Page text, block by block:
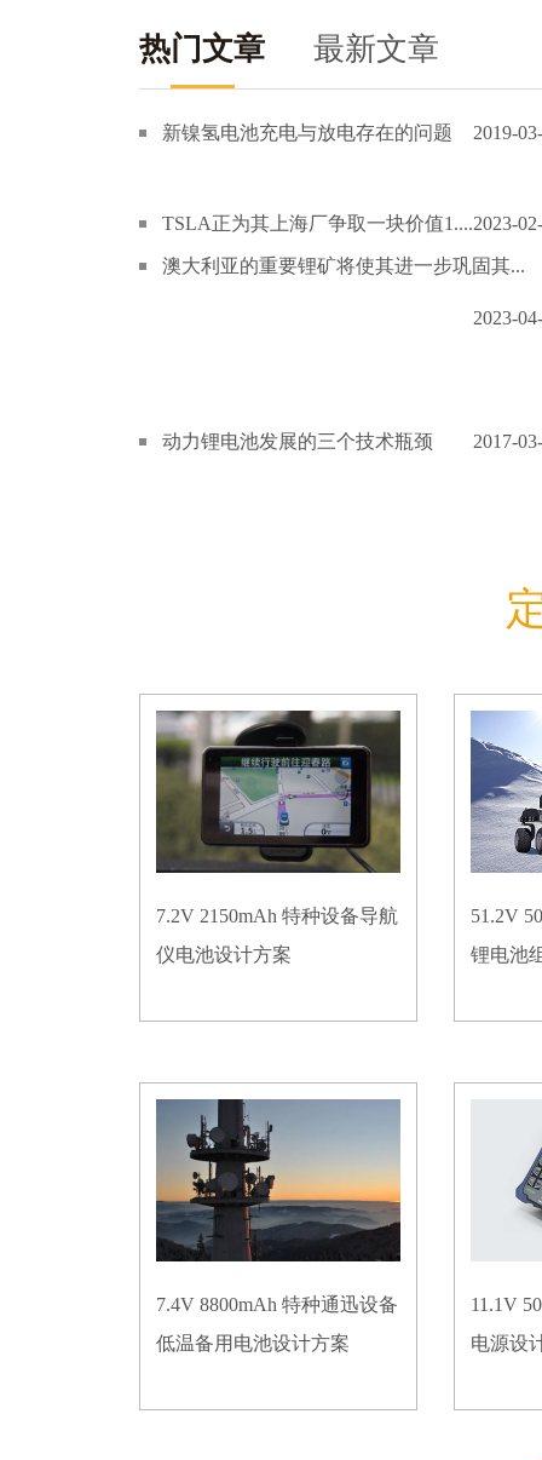
热门文章 最新文章
新镍氢电池充电与放电存在的问题 2019-
TSLA正为其上海厂争取一块价值1....2023-
澳大利亚的重要锂矿将使其进一步巩固其...
2023-
动力锂电池发展的三个技术瓶颈 2017-
7.2V 2150mAh 特种设备导航
仪电池设计方案
51.2V
锂电池
7.4V 8800mAh 特种通迅设备
低温备用电池设计方案
11.1V
电源设